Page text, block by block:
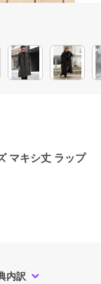
マキシ丈 ラップ
内訳